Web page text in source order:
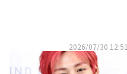
2026/07/30 12:51